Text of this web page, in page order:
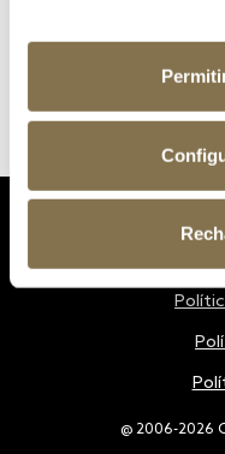
@ 2006-2026